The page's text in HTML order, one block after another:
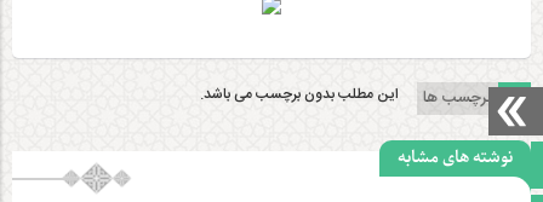
صفحه نخست
برچسب ها این مطلب بدون برچسب می باشد.
نوشته های مشابه